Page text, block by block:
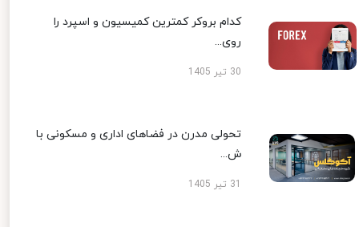
کدام بروکر کمترین کمیسیون و اسپرد را
روی...
30 تیر 1405
تحولی مدرن در فضاهای اداری و مسکونی با
ش...